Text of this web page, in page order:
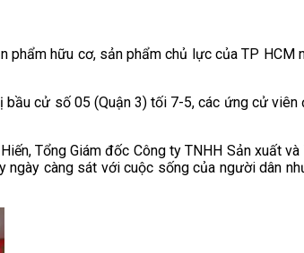
hữu cơ, sản phẩm chủ lực của TP HCM
cử số 05 (Quận 3) tối 7-5, các ứng cử viên
Tổng Giám đốc Công ty TNHH Sản xuất
càng sát với cuộc sống của người dân